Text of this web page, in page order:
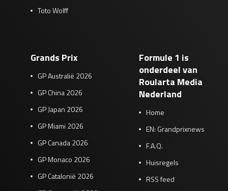
Toto Wolff
Grands Prix
GP Australië 2026
GP China 2026
GP Japan 2026
GP Miami 2026
GP Canada 2026
GP Monaco 2026
GP Catalonië 2026
Formule 1 is
onderdeel van
Roularta Media
Nederland
Home
EN: Grandprixnews
F.A.Q.
Huisregels
RSS feed